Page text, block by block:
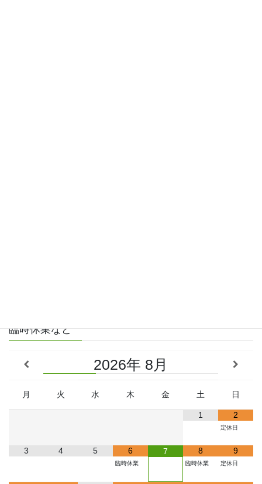
臨時休業など
2026 8月
月 火 水 木 金 土 日
1 2
定休日
3 4 5 6
臨時休業
7 8
臨時休業
9
定休日